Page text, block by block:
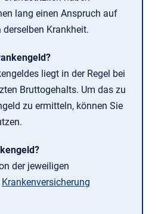
lang einen Anspruch auf
Krankheit.
liegt in der Regel bei
Bruttogehalts. Um das zu
zu ermitteln, können Sie
der jeweiligen
Krankenversicherung